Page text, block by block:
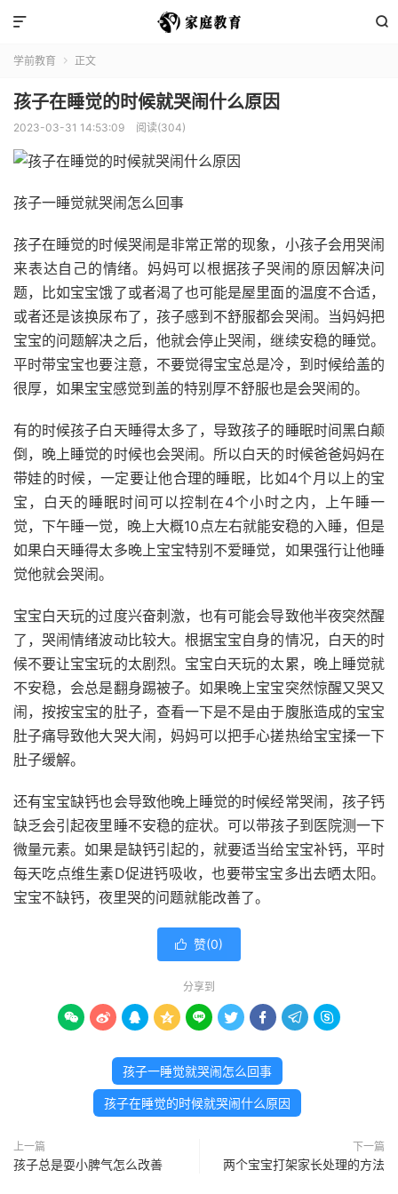


学前教育  正文
孩子在睡觉的时候就哭闹什么原因
2023-03-31 14:53:09 阅读(304)
孩子一睡觉就哭闹怎么回事
孩子在睡觉的时候哭闹是非常正常的现象，小孩子会用哭闹
来表达自己的情绪。妈妈可以根据孩子哭闹的原因解决问
题，比如宝宝饿了或者渴了也可能是屋里面的温度不合适，
或者还是该换尿布了，孩子感到不舒服都会哭闹。当妈妈把
宝宝的问题解决之后，他就会停止哭闹，继续安稳的睡觉。
平时带宝宝也要注意，不要觉得宝宝总是冷，到时候给盖的
很厚，如果宝宝感觉到盖的特别厚不舒服也是会哭闹的。
有的时候孩子白天睡得太多了，导致孩子的睡眠时间黑白颠
倒，晚上睡觉的时候也会哭闹。所以白天的时候爸爸妈妈在
带娃的时候，一定要让他合理的睡眠，比如4个月以上的宝
宝，白天的睡眠时间可以控制在4个小时之内，上午睡一
觉，下午睡一觉，晚上大概10点左右就能安稳的入睡，但是
如果白天睡得太多晚上宝宝特别不爱睡觉，如果强行让他睡
觉他就会哭闹。
宝宝白天玩的过度兴奋刺激，也有可能会导致他半夜突然醒
了，哭闹情绪波动比较大。根据宝宝自身的情况，白天的时
候不要让宝宝玩的太剧烈。宝宝白天玩的太累，晚上睡觉就
不安稳，会总是翻身踢被子。如果晚上宝宝突然惊醒又哭又
闹，按按宝宝的肚子，查看一下是不是由于腹胀造成的宝宝
肚子痛导致他大哭大闹，妈妈可以把手心搓热给宝宝揉一下
肚子缓解。
还有宝宝缺钙也会导致他晚上睡觉的时候经常哭闹，孩子钙
缺乏会引起夜里睡不安稳的症状。可以带孩子到医院测一下
微量元素。如果是缺钙引起的，就要适当给宝宝补钙，平时
每天吃点维生素D促进钙吸收，也要带宝宝多出去晒太阳。
宝宝不缺钙，夜里哭的问题就能改善了。
 赞(0)
分享到
        
孩子一睡觉就哭闹怎么回事
孩子在睡觉的时候就哭闹什么原因
上一篇
孩子总是耍小脾气怎么改善
下一篇
两个宝宝打架家长处理的方法